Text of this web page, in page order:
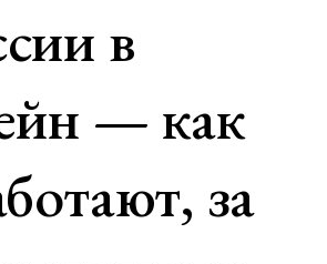
в
— как
за